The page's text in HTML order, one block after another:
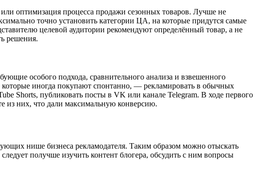
оптимизация процесса продажи сезонных товаров. Лучше не
точно установить категории ЦА, на которые придутся самые
целевой аудитории рекомендуют определённый товар, а не
решения.
особого подхода, сравнительного анализа и взвешенного
иногда покупают спонтанно, — рекламировать в обычных
Shorts, публиковать посты в VK или канале Telegram. В ходе первого
из них, что дали максимальную конверсию.
нише бизнеса рекламодателя. Таким образом можно отыскать
получше изучить контент блогера, обсудить с ним вопросы